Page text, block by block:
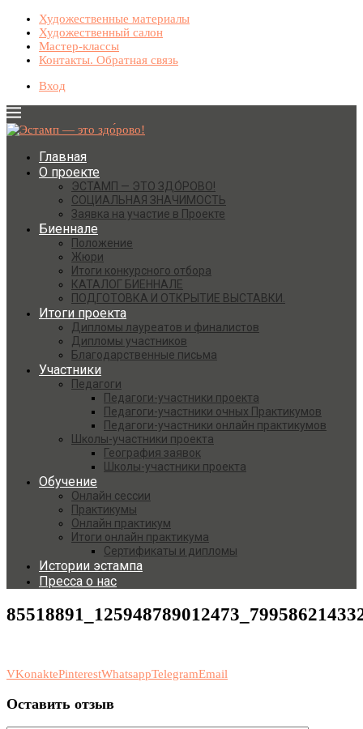
Художественные материалы
Художественный салон
Мастер-классы
Контакты. Обратная связь
Вход
Главная
О проекте
ЭСТАМП — ЭТО ЗДО́РОВО!
СОЦИАЛЬНАЯ ЗНАЧИМОСТЬ
Заявка на участие в Проекте
Биеннале
Положение
Жюри
Итоги конкурсного отбора
КАТАЛОГ БИЕННАЛЕ
ПОДГОТОВКА И ОТКРЫТИЕ ВЫСТАВКИ.
Итоги проекта
Дипломы лауреатов и финалистов
Дипломы участников
Благодарственные письма
Участники
Педагоги
Педагоги-участники проекта
Педагоги-участники очных Практикумов
Педагоги-участники онлайн практикумов
Школы-участники проекта
География заявок
Школы-участники проекта
Обучение
Онлайн сессии
Практикумы
Онлайн практикум
Итоги онлайн практикума
Сертификаты и дипломы
Истории эстампа
Пресса о нас
VKonaktePinterestWhatsappTelegramEmail
Оставить отзыв